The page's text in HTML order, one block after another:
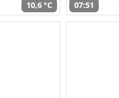
10,6 °C 07:51